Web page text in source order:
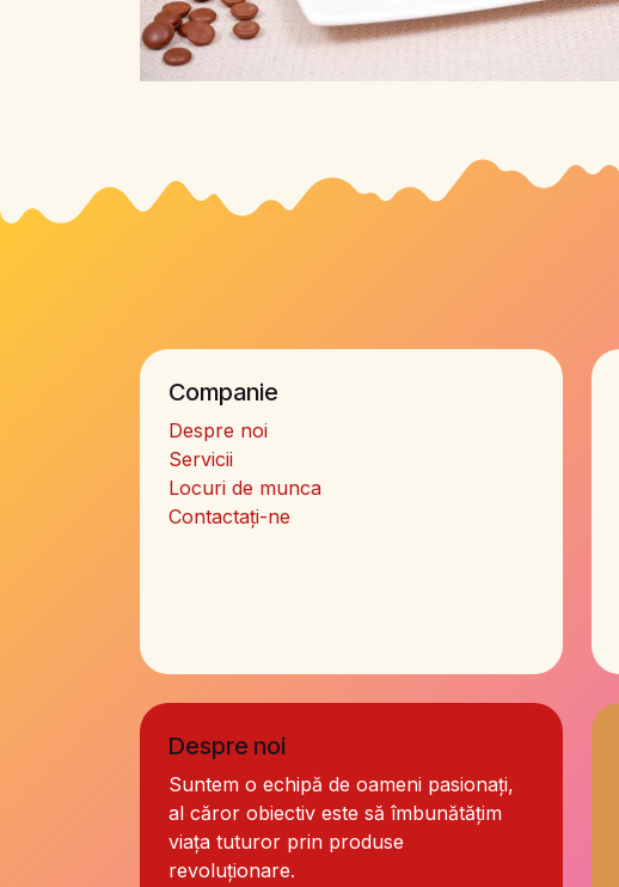
Companie
Despre noi
Servicii
Locuri de munca
Contactați-ne
Despre noi
Suntem o echipă de oameni pasionați,
al căror obiectiv este să îmbunătățim
viața tuturor prin produse
revoluționare.